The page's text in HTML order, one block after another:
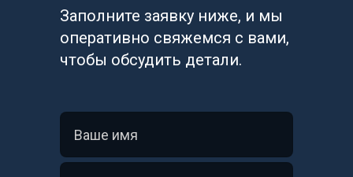
Заполните заявку ниже, и мы
оперативно свяжемся с вами,
чтобы обсудить детали.